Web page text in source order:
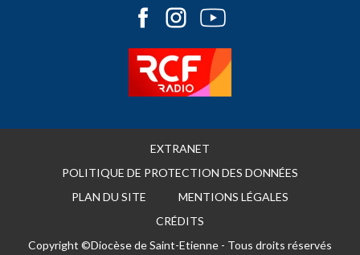
EXTRANET
POLITIQUE DE PROTECTION DES DONNÉES
PLAN DU SITE
MENTIONS LÉGALES
CRÉDITS
Copyright ©Diocèse de Saint-Etienne - Tous droits réservés